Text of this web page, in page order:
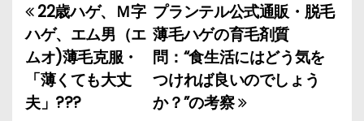
投
稿
ナ
プランテル公式通販・脱毛
薄毛ハゲの育毛剤質
問：“食生活にはどう気を
つければ良いのでしょう
か？”の考察
22歳ハゲ、Ｍ字
ハゲ、エム男（エ
ムオ)薄毛克服・
「薄くても大丈
夫」???